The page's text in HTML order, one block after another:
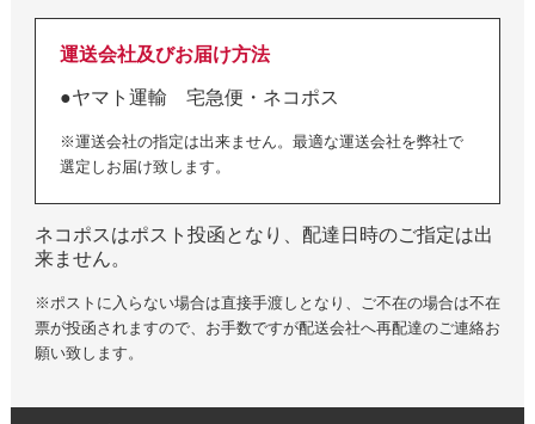
運送会社及びお届け方法
●ヤマト運輸 宅急便・ネコポス
※運送会社の指定は出来ません。最適な運送会社を弊社で
選定しお届け致します。
ネコポスはポスト投函となり、配達日時のご指定は出
来ません。
※ポストに入らない場合は直接手渡しとなり、ご不在の場合は不在
票が投函されますので、お手数ですが配送会社へ再配達のご連絡お
願い致します。